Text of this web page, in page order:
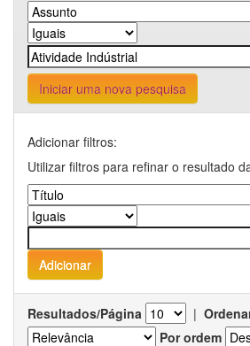
Iniciar uma nova pesquisa
Adicionar filtros:
Utilizar filtros para refinar o resultado
Resultados/Página |
Por ordem